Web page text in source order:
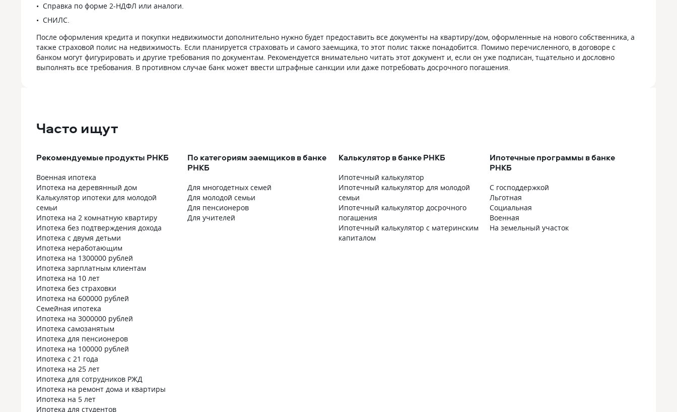
Справка по форме 2-НДФЛ или аналоги.
СНИЛС.
После оформления кредита и покупки недвижимости дополнительно нужно будет предоставить все документы на квартиру/дом, оформленные на нового собственника, а
также страховой полис на недвижимость. Если планируется страховать и самого заемщика, то этот полис также понадобится. Помимо перечисленного, в договоре с
банком могут фигурировать и другие требования по документам. Рекомендуется внимательно читать этот документ и, если он уже подписан, тщательно и дословно
выполнять все требования. В противном случае банк может ввести штрафные санкции или даже потребовать досрочного погашения.
Часто ищут
Рекомендуемые продукты РНКБ
Военная ипотека
Ипотека на деревянный дом
Калькулятор ипотеки для молодой
семьи
Ипотека на 2 комнатную квартиру
Ипотека без подтверждения дохода
Ипотека с двумя детьми
Ипотека неработающим
Ипотека на 1300000 рублей
Ипотека зарплатным клиентам
Ипотека на 10 лет
Ипотека без страховки
Ипотека на 600000 рублей
Семейная ипотека
Ипотека на 3000000 рублей
Ипотека самозанятым
Ипотека для пенсионеров
Ипотека на 100000 рублей
Ипотека с 21 года
Ипотека на 25 лет
Ипотека для сотрудников РЖД
Ипотека на ремонт дома и квартиры
Ипотека на 5 лет
Ипотека для студентов
По категориям заемщиков в банке
РНКБ
Для многодетных семей
Для молодой семьи
Для пенсионеров
Для учителей
Калькулятор в банке РНКБ
Ипотечный калькулятор
Ипотечный калькулятор для молодой
семьи
Ипотечный калькулятор досрочного
погашения
Ипотечный калькулятор с материнским
капиталом
Ипотечные программы в банке
РНКБ
С господдержкой
Льготная
Социальная
Военная
На земельный участок